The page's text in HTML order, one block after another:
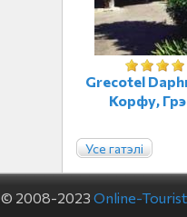
Grecotel
Корфу,
Усе гатэлі
© 2008-2023 Online-